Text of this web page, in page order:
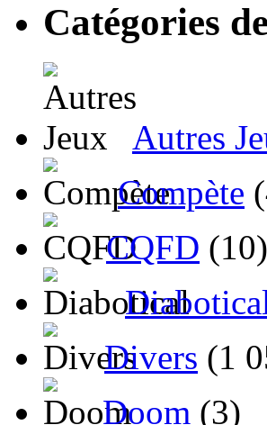
Catégories
Autres
Compète
CQFD (10)
Divers (1
Doom (3)